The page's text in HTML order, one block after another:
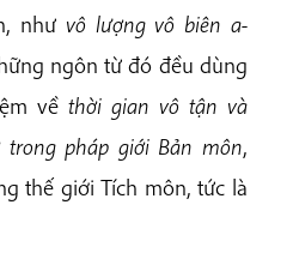
như vô lượng vô biên a-
ngôn từ đó đều dùng
về thời gian vô tận và
pháp giới Bản môn,
thế giới Tích môn, tức là